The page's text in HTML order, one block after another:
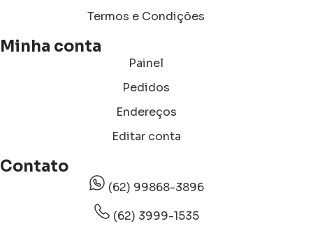
Termos e Condições
Minha conta
Painel
Pedidos
Endereços
Editar conta
Contato
(62) 99868-3896
(62) 3999-1535